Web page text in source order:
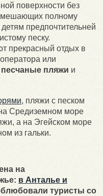
поверхности без
мешающих полному
предпочтительней
песку.
прекрасный отдых в
или
песчаные пляжи и
, пляжи с песком
Средиземном море
а на Эгейском море
из гальки.
на
в Анталье и
туристы со